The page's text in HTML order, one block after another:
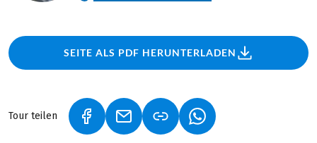
SEITE ALS PDF HERUNTERLADEN
Tour teilen (LINK ÖFFNET IN NEUEM TAB)
(LINK ÖFFNET IN NEUEM TAB)
(LINK ÖFFNET IN